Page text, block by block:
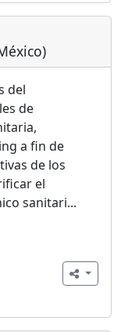
del
de
a fin de
de los
el
sanitari...